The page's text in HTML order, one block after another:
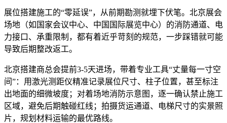
展位搭建施工的“零延误”，从前期勘测就埋下伏笔。北京展会
场地（如国家会议中心、中国国际展览中心）的消防通道、电
力接口、承重限制，都有着近乎苛刻的规范，一步踩错就可能
导致后期整改返工。
北京搭建商总会提前3-5天进场，带着专业工具“丈量每一寸空
间”：用激光测距仪精准记录展位尺寸、柱子位置，甚至标注
出地面的细微坡度；对着场地消防示意图，逐一确认禁止施工
区域，避免后期触碰红线；拍摄货运通道、电梯尺寸的实景照
片，规划材料运输的最优路线。